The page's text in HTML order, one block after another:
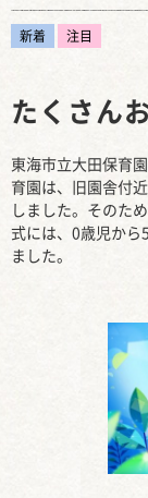
新着 注目
たくさん
東海市立大田保育
育園は、旧園舎付
しました。そのた
式には、0歳児から
ました。